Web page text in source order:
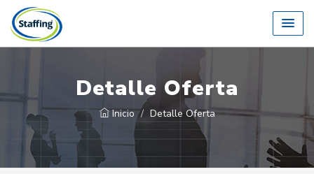
Detalle Oferta
Inicio Detalle Oferta